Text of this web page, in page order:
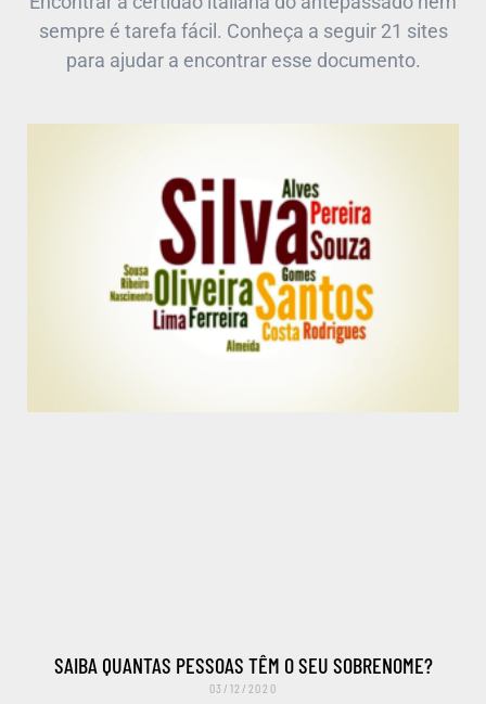
sempre é tarefa fácil. Conheça a seguir 21 sites
para ajudar a encontrar esse documento.
SAIBA QUANTAS PESSOAS TÊM O SEU SOBRENOME?
03/12/2020